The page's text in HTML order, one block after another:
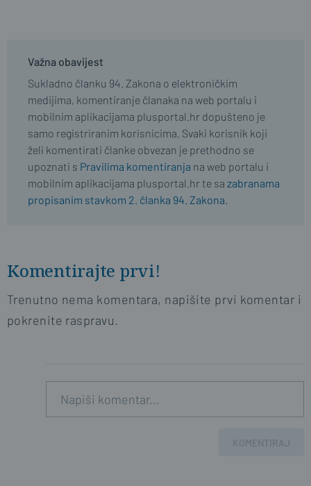
Važna obavijest
Sukladno članku 94. Zakona o elektroničkim
medijima, komentiranje članaka na web portalu i
mobilnim aplikacijama plusportal.hr dopušteno je
samo registriranim korisnicima. Svaki korisnik koji
želi komentirati članke obvezan je prethodno se
upoznati s Pravilima komentiranja na web portalu i
mobilnim aplikacijama plusportal.hr te sa zabranama
propisanim stavkom 2. članka 94. Zakona.
Komentirajte prvi!
Trenutno nema komentara, napišite prvi komentar i
pokrenite raspravu.
KOMENTIRAJ